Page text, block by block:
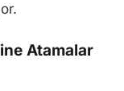
Atamalar